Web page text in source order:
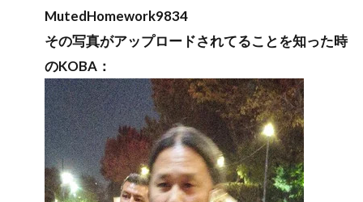
MutedHomework9834
その写真がアップロードされてることを知った時
のKOBA：